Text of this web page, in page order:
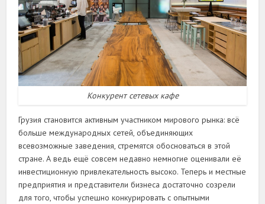
Конкурент сетевых кафе
Грузия становится активным участником мирового рынка: всё
больше международных сетей, объединяющих
всевозможные заведения, стремятся обосноваться в этой
стране. А ведь ещё совсем недавно немногие оценивали её
инвестиционную привлекательность высоко. Теперь и местные
предприятия и представители бизнеса достаточно созрели
для того, чтобы успешно конкурировать с опытными